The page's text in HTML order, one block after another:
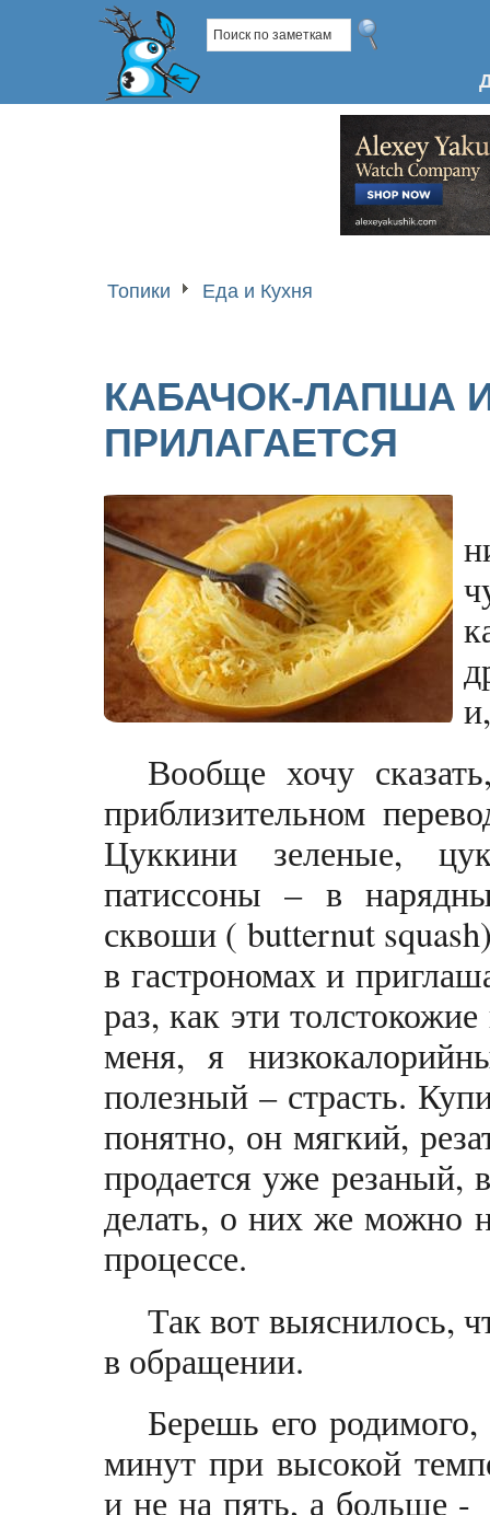
Топики Еда и Кухня
КАБАЧОК-ЛАПША
ПРИЛАГАЕТСЯ
Вообще хочу
приблизительном
Цуккини зеленые,
патиссоны – в
сквоши ( butternut
в гастрономах и
раз, как эти
меня, я
полезный – страсть.
понятно, он мягкий,
продается уже резаный,
делать, о них же можно
процессе.
Так вот выяснилось,
в обращении.
Берешь его
минут при высокой
и не на пять, а больше -